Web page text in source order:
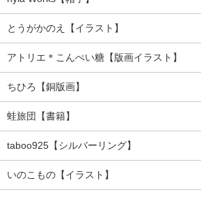
とうがかのえ【イラスト】
アトリエ＊こんぺい糖【版画イラスト】
ちひろ【銅版画】
蛙旅団【書籍】
taboo925【シルバーリング】
いのこもの【イラスト】